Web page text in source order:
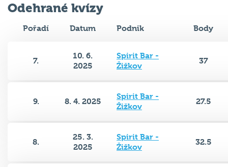
Odehrané kvízy
Pořadí Datum Podnik Body
7.
10. 6.
2025
Spirit Bar -
Žižkov
37
9. 8. 4. 2025
Spirit Bar -
Žižkov
27.5
8.
25. 3.
2025
Spirit Bar -
Žižkov
32.5